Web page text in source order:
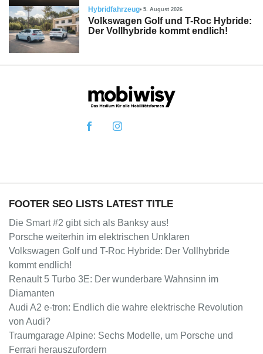
Hybridfahrzeug 5. August 2026
Volkswagen Golf und T-Roc Hybride:
Der Vollhybride kommt endlich!
FOOTER SEO LISTS LATEST TITLE
Die Smart #2 gibt sich als Banksy aus!
Porsche weiterhin im elektrischen Unklaren
Volkswagen Golf und T-Roc Hybride: Der Vollhybride
kommt endlich!
Renault 5 Turbo 3E: Der wunderbare Wahnsinn im
Diamanten
Audi A2 e-tron: Endlich die wahre elektrische Revolution
von Audi?
Traumgarage Alpine: Sechs Modelle, um Porsche und
Ferrari herauszufordern